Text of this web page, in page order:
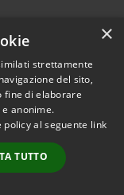
© 2026 • Comune di
•
Accesso
redazione
×
strettamente
del sito,
fine di elaborare
anonime.
al seguente link
TUTTO